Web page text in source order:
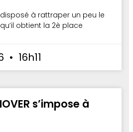
disposé à rattraper un peu le
obtient la 2è place
16h11
s’impose à